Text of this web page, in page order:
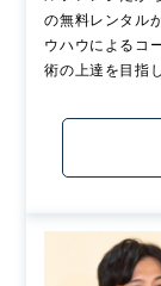
の無料レンタル
ウハウによるコ
術の上達を目指